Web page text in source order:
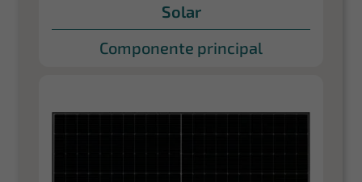
Solar
Componente principal